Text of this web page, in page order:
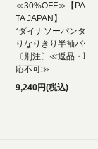
≪30%OFF≫【
TA JAPAN】
“ダイナソーパンダ”
りなりきり半袖パー
〔別注〕≪返品・取
応不可≫
9,240円(税込)